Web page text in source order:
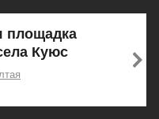
площадка
Куюс